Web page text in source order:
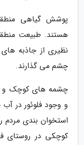
پوشش گیاهی
هستند. طبیعت
نظیری از جاذبه
چشم می گذارند.
چشمه های کوچک و
و وجود فلوئور در
استخوان بندی
کوچکی در روستای